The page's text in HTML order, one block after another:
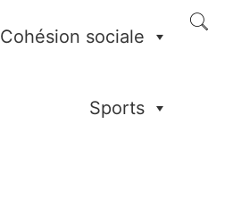
Cohésion sociale
Sports